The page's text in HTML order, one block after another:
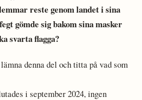
reste genom landet i sina
gömde sig bakom sina masker
svarta flagga?
denna del och titta på vad som
i september 2024, ingen